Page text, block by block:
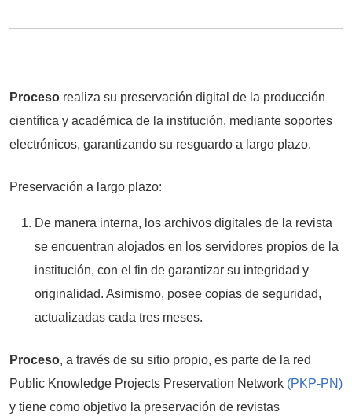
Proceso realiza su preservación digital de la producción
científica y académica de la institución, mediante soportes
electrónicos, garantizando su resguardo a largo plazo.
Preservación a largo plazo:
De manera interna, los archivos digitales de la revista
se encuentran alojados en los servidores propios de la
institución, con el fin de garantizar su integridad y
originalidad. Asimismo, posee copias de seguridad,
actualizadas cada tres meses.
Proceso, a través de su sitio propio, es parte de la red
Public Knowledge Projects Preservation Network (PKP-PN)
y tiene como objetivo la preservación de revistas